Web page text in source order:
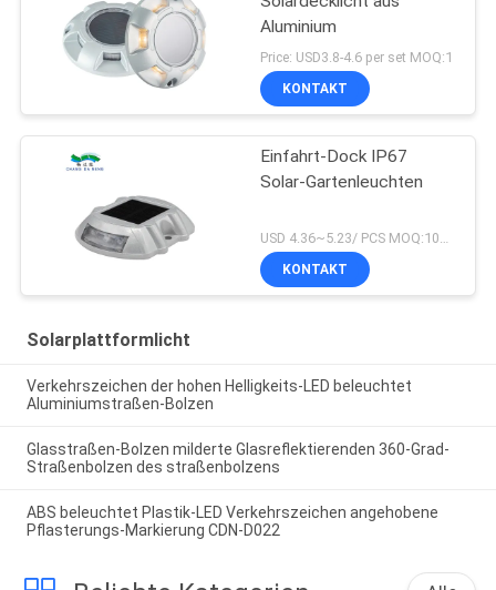
Aluminium
Price: USD3.8-4.6 per set MOQ:1
KONTAKT
Einfahrt-Dock IP67
Solar-Gartenleuchten
KONTAKT
Solarplattformlicht
Verkehrszeichen der hohen Helligkeits-LED beleuchtet
Aluminiumstraßen-Bolzen
Glasstraßen-Bolzen milderte Glasreflektierenden 360-Grad-
Straßenbolzen des straßenbolzens
ABS beleuchtet Plastik-LED Verkehrszeichen angehobene
Pflasterungs-Markierung CDN-D022